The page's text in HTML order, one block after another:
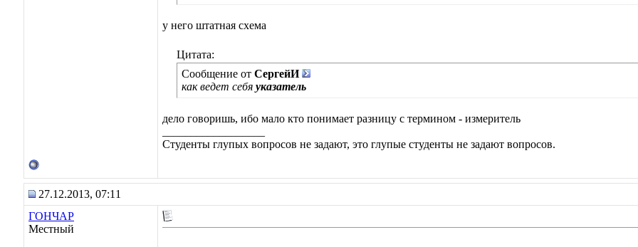
у него штатная схема
Цитата:
Сообщение от СергейИ
как ведет себя указатель
дело говоришь, ибо мало кто понимает разницу с термином - измеритель
Студенты глупых вопросов не задают, это глупые студенты не задают вопросов.
27.12.2013, 07:11
ГОНЧАР
Местный